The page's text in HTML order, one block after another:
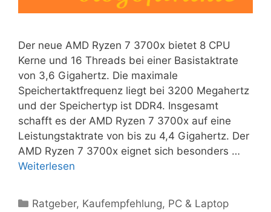
Der neue AMD Ryzen 7 3700x bietet 8 CPU
Kerne und 16 Threads bei einer Basistaktrate
von 3,6 Gigahertz. Die maximale
Speichertaktfrequenz liegt bei 3200 Megahertz
und der Speichertyp ist DDR4. Insgesamt
schafft es der AMD Ryzen 7 3700x auf eine
Leistungstaktrate von bis zu 4,4 Gigahertz. Der
AMD Ryzen 7 3700x eignet sich besonders …
Weiterlesen
Kategorien
Ratgeber, Kaufempfehlung, PC & Laptop